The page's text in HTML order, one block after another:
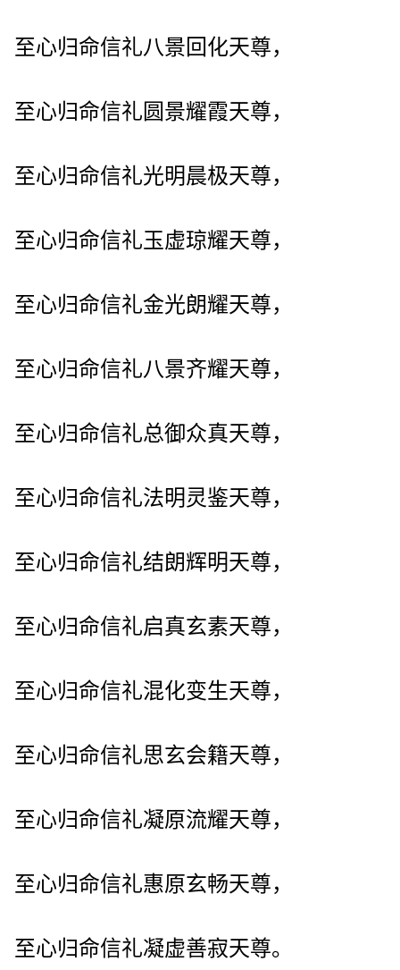
至心归命信礼八景回化天尊，
至心归命信礼圆景耀霞天尊，
至心归命信礼光明晨极天尊，
至心归命信礼玉虚琼耀天尊，
至心归命信礼金光朗耀天尊，
至心归命信礼八景齐耀天尊，
至心归命信礼总御众真天尊，
至心归命信礼法明灵鉴天尊，
至心归命信礼结朗辉明天尊，
至心归命信礼启真玄素天尊，
至心归命信礼混化变生天尊，
至心归命信礼思玄会籍天尊，
至心归命信礼凝原流耀天尊，
至心归命信礼惠原玄畅天尊，
至心归命信礼凝虚善寂天尊。